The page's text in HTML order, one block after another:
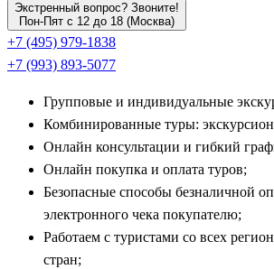
Экстренный вопрос? Звоните!
Пон-Пят с 12 до 18 (Москва)
+7 (495) 979-1838
+7 (993) 893-5077
Групповые и индивидуальные
Комбинированные туры:
Онлайн консультации и гибкий
Онлайн покупка и оплата туров;
Безопасные способы безналичной
электронного чека покупателю;
Работаем с туристами со всех
стран;